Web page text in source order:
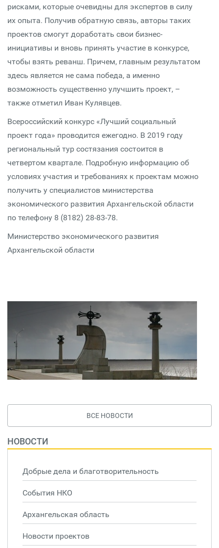
рисками, которые очевидны для экспертов в силу
их опыта. Получив обратную связь, авторы таких
проектов смогут доработать свои бизнес-
инициативы и вновь принять участие в конкурсе,
чтобы взять реванш. Причем, главным результатом
здесь является не сама победа, а именно
возможность существенно улучшить проект, –
также отметил Иван Кулявцев.
Всероссийский конкурс «Лучший социальный
проект года» проводится ежегодно. В 2019 году
региональный тур состязания состоится в
четвертом квартале. Подробную информацию об
условиях участия и требованиях к проектам можно
получить у специалистов министерства
экономического развития Архангельской области
по телефону 8 (8182) 28-83-78.
Министерство экономического развития
Архангельской области
ВСЕ НОВОСТИ
НОВОСТИ
Добрые дела и благотворительность
События НКО
Архангельская область
Новости проектов